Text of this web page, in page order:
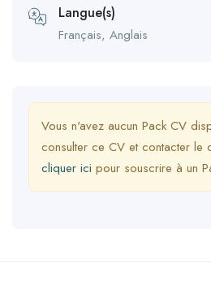
Langue(s)
Français, Anglais
Vous n'avez aucun Pack CV
consulter ce CV et contacter le
cliquer ici pour souscrire à un